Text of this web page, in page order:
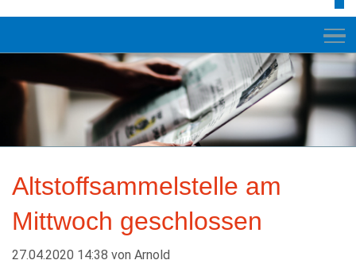
RATHAUS
VELDEN
GESCHICHTE
LEBEN+WOHNEN
Altstoffsammelstelle am
Mittwoch geschlossen
27.04.2020 14:38 von Arnold